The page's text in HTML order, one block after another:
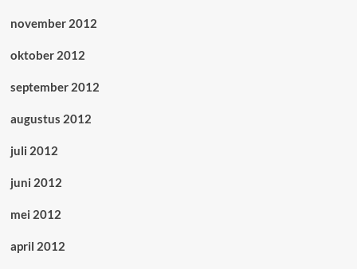
november 2012
oktober 2012
september 2012
augustus 2012
juli 2012
juni 2012
mei 2012
april 2012